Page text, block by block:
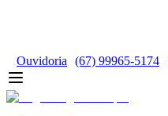
Ouvidoria (67) 99965-5174